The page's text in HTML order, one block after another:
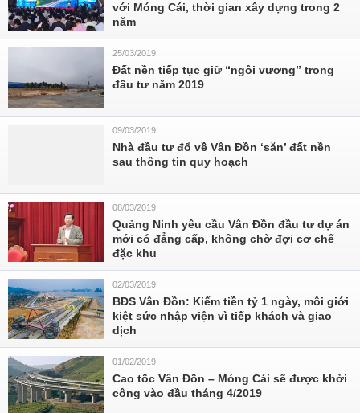
với Móng Cái, thời gian xây dựng trong 2
năm
25/03/2019
Đất nền tiếp tục giữ “ngôi vương” trong
đầu tư năm 2019
09/03/2019
Nhà đầu tư đổ về Vân Đồn ‘săn’ đất nền
sau thông tin quy hoạch
08/03/2019
Quảng Ninh yêu cầu Vân Đồn đầu tư dự án
mới có đẳng cấp, không chờ đợi cơ chế
đặc khu
02/03/2019
BĐS Vân Đồn: Kiếm tiền tỷ 1 ngày, môi giới
kiệt sức nhập viện vì tiếp khách và giao
dịch
01/02/2019
Cao tốc Vân Đồn – Móng Cái sẽ được khởi
công vào đầu tháng 4/2019